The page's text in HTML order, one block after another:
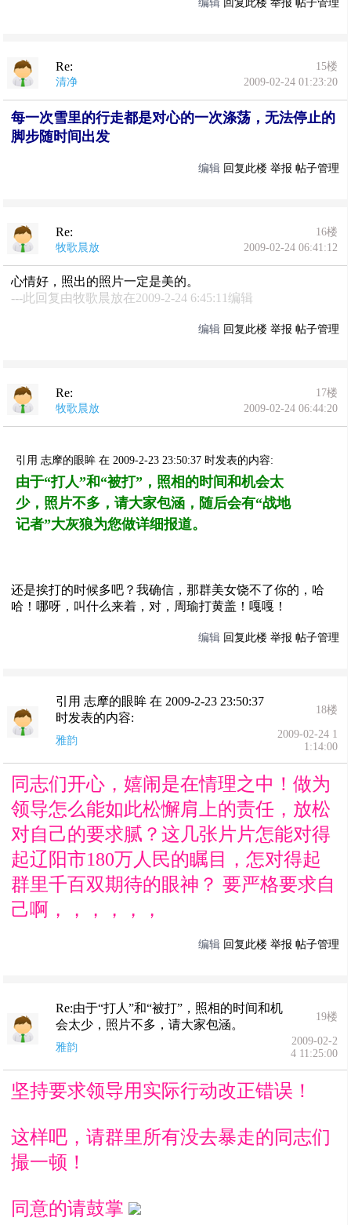
编辑 回复此楼 举报 帖子管理
Re:
15楼
清净
2009-02-24 01:23:20
每一次雪里的行走都是对心的一次涤荡，无法停止的
脚步随时间出发
编辑 回复此楼 举报 帖子管理
Re:
16楼
牧歌晨放
2009-02-24 06:41:12
心情好，照出的照片一定是美的。
---此回复由牧歌晨放在2009-2-24 6:45:11编辑
编辑 回复此楼 举报 帖子管理
Re:
17楼
牧歌晨放
2009-02-24 06:44:20
引用 志摩的眼眸 在 2009-2-23 23:50:37 时发表的内容:
由于“打人”和“被打”，照相的时间和机会太
少，照片不多，请大家包涵，随后会有“战地
记者”大灰狼为您做详细报道。
还是挨打的时候多吧？我确信，那群美女饶不了你的，哈
哈！哪呀，叫什么来着，对，周瑜打黄盖！嘎嘎！
编辑 回复此楼 举报 帖子管理
引用 志摩的眼眸 在 2009-2-23 23:50:37
时发表的内容:
18楼
雅韵
2009-02-24 1
1:14:00
同志们开心，嬉闹是在情理之中！做为
领导怎么能如此松懈肩上的责任，放松
对自己的要求腻？这几张片片怎能对得
起辽阳市180万人民的瞩目，怎对得起
群里千百双期待的眼神？ 要严格要求自
己啊，，，，，，
编辑 回复此楼 举报 帖子管理
Re:由于“打人”和“被打”，照相的时间和机
会太少，照片不多，请大家包涵。
19楼
雅韵
2009-02-2
4 11:25:00
坚持要求领导用实际行动改正错误！
这样吧，请群里所有没去暴走的同志们
撮一顿！
同意的请鼓掌